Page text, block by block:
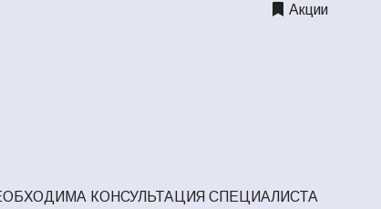
Акции
КОНСУЛЬТАЦИЯ СПЕЦИАЛИСТА